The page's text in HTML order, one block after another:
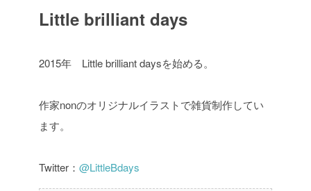
Little brilliant days
2015年 Little brilliant daysを始める。
作家nonのオリジナルイラストで雑貨制作してい
ます。
Twitter： @LittleBdays